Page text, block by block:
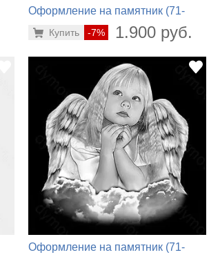
Оформление на памятник (71-
-7% 1.900 руб.
Купить
Оформление на памятник (71-